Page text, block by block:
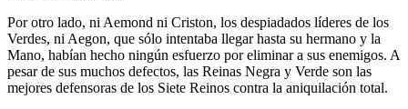
Por otro lado, ni Aemond ni Criston, los despiadados líderes de los
Verdes, ni Aegon, que sólo intentaba llegar hasta su hermano y la
Mano, habían hecho ningún esfuerzo por eliminar a sus enemigos. A
pesar de sus muchos defectos, las Reinas Negra y Verde son las
mejores defensoras de los Siete Reinos contra la aniquilación total.